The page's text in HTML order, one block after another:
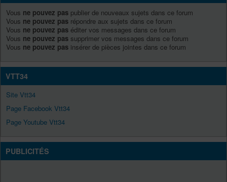
Vous ne pouvez pas publier de nouveaux sujets dans ce forum
Vous ne pouvez pas répondre aux sujets dans ce forum
Vous ne pouvez pas éditer vos messages dans ce forum
Vous ne pouvez pas supprimer vos messages dans ce forum
Vous ne pouvez pas insérer de pièces jointes dans ce forum
VTT34
Site Vtt34
Page Facebook Vtt34
Page Youtube Vtt34
PUBLICITÉS